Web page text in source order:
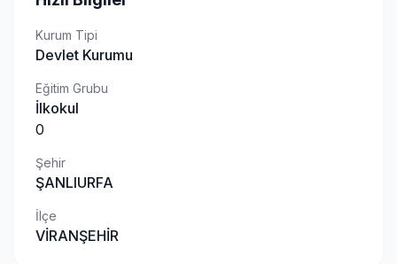
Kurum Tipi
Devlet Kurumu
Eğitim Grubu
İlkokul
0
Şehir
ŞANLIURFA
İlçe
VİRANŞEHİR